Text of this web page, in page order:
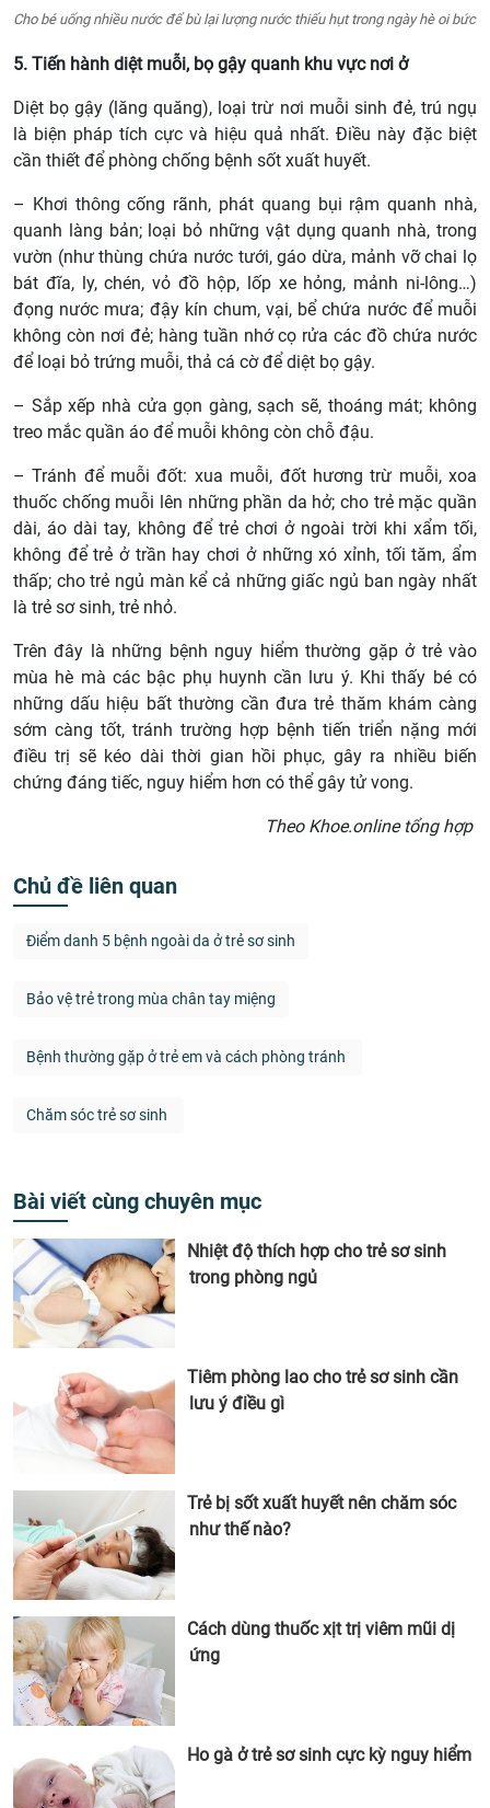
Cho bé uống nhiều nước để bù lại lượng nước thiếu hụt trong ngày hè oi bức
5. Tiến hành diệt muỗi, bọ gậy quanh khu vực nơi ở
Diệt bọ gậy (lăng quăng), loại trừ nơi muỗi sinh đẻ, trú ngụ
là biện pháp tích cực và hiệu quả nhất. Điều này đặc biệt
cần thiết để phòng chống bệnh sốt xuất huyết.
– Khơi thông cống rãnh, phát quang bụi rậm quanh nhà,
quanh làng bản; loại bỏ những vật dụng quanh nhà, trong
vườn (như thùng chứa nước tưới, gáo dừa, mảnh vỡ chai lọ
bát đĩa, ly, chén, vỏ đồ hộp, lốp xe hỏng, mảnh ni-lông…)
đọng nước mưa; đậy kín chum, vại, bể chứa nước để muỗi
không còn nơi đẻ; hàng tuần nhớ cọ rửa các đồ chứa nước
để loại bỏ trứng muỗi, thả cá cờ để diệt bọ gậy.
– Sắp xếp nhà cửa gọn gàng, sạch sẽ, thoáng mát; không
treo mắc quần áo để muỗi không còn chỗ đậu.
– Tránh để muỗi đốt: xua muỗi, đốt hương trừ muỗi, xoa
thuốc chống muỗi lên những phần da hở; cho trẻ mặc quần
dài, áo dài tay, không để trẻ chơi ở ngoài trời khi xẩm tối,
không để trẻ ở trần hay chơi ở những xó xỉnh, tối tăm, ẩm
thấp; cho trẻ ngủ màn kể cả những giấc ngủ ban ngày nhất
là trẻ sơ sinh, trẻ nhỏ.
Trên đây là những bệnh nguy hiểm thường gặp ở trẻ vào
mùa hè mà các bậc phụ huynh cần lưu ý. Khi thấy bé có
những dấu hiệu bất thường cần đưa trẻ thăm khám càng
sớm càng tốt, tránh trường hợp bệnh tiến triển nặng mới
điều trị sẽ kéo dài thời gian hồi phục, gây ra nhiều biến
chứng đáng tiếc, nguy hiểm hơn có thể gây tử vong.
Theo Khoe.online tổng hợp
Chủ đề liên quan
Điểm danh 5 bệnh ngoài da ở trẻ sơ sinh
Bảo vệ trẻ trong mùa chân tay miệng
Bệnh thường gặp ở trẻ em và cách phòng tránh
Chăm sóc trẻ sơ sinh
Bài viết cùng chuyên mục
Nhiệt độ thích hợp cho trẻ sơ sinh
trong phòng ngủ
Tiêm phòng lao cho trẻ sơ sinh cần
lưu ý điều gì
Trẻ bị sốt xuất huyết nên chăm sóc
như thế nào?
Cách dùng thuốc xịt trị viêm mũi dị
ứng
Ho gà ở trẻ sơ sinh cực kỳ nguy hiểm